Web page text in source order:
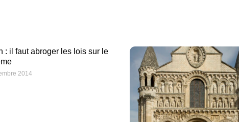
: il faut abroger les lois sur le
2014